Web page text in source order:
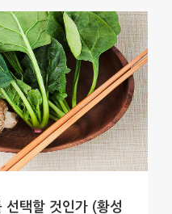
선택할 것인가 (황성